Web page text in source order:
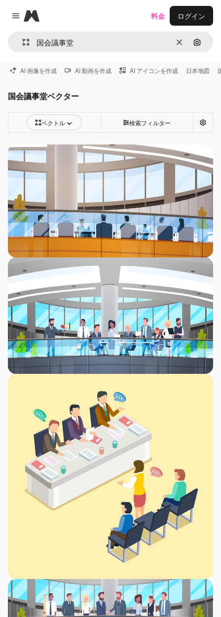
Close menu
Magnific
消去 画像で
料金 ログイン
AI 画像を作成 AI 動画を作成 AI アイコンを作成 日本地図
国会議事堂ベクター
ベクトル 検索フィルター